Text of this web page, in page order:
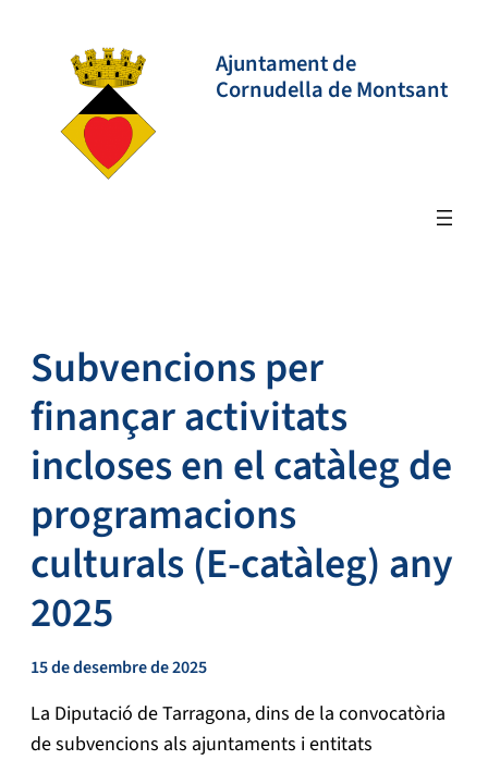
contingut
Ajuntament de
Cornudella de Montsant
Subvencions per
finançar activitats
incloses en el catàleg de
programacions
culturals (E-catàleg) any
2025
15 de desembre de 2025
La Diputació de Tarragona, dins de la convocatòria
de subvencions als ajuntaments i entitats